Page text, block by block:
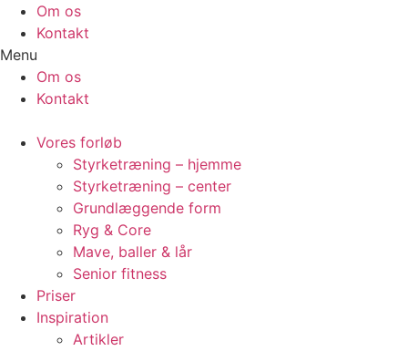
Videre
indhold
Om os
Kontakt
Menu
Om os
Kontakt
Vores forløb
Styrketræning – hjemme
Styrketræning – center
Grundlæggende form
Ryg & Core
Mave, baller & lår
Senior fitness
Priser
Inspiration
Artikler